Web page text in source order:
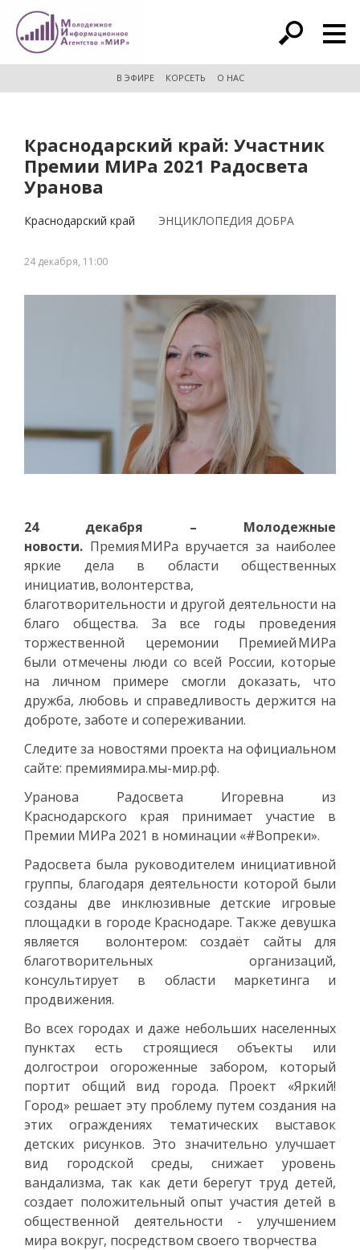
расширенный поиск
В ЭФИРЕ КОРСЕТЬ О НАС
Краснодарский край: Участник
Премии МИРа 2021 Радосвета
Уранова
Краснодарский край ЭНЦИКЛОПЕДИЯ ДОБРА
24 декабря, 11:00
24 декабря – Молодежные
новости. Премия МИРа вручается за наиболее
яркие дела в области общественных
инициатив, волонтерства,
благотворительности и другой деятельности на
благо общества. За все годы проведения
торжественной церемонии Премией МИРа
были отмечены люди со всей России, которые
на личном примере смогли доказать, что
дружба, любовь и справедливость держится на
доброте, заботе и сопереживании.
Следите за новостями проекта на официальном
сайте: премиямира.мы-мир.рф.
Уранова Радосвета Игоревна из
Краснодарского края принимает участие в
Премии МИРа 2021 в номинации «#Вопреки».
Радосвета была руководителем инициативной
группы, благодаря деятельности которой были
созданы две инклюзивные детские игровые
площадки в городе Краснодаре. Также девушка
является волонтером: создаёт сайты для
благотворительных организаций,
консультирует в области маркетинга и
продвижения.
Во всех городах и даже небольших населенных
пунктах есть строящиеся объекты или
долгострои огороженные забором, который
портит общий вид города. Проект «Яркий!
Город» решает эту проблему путем создания на
этих ограждениях тематических выставок
детских рисунков. Это значительно улучшает
вид городской среды, снижает уровень
вандализма, так как дети берегут труд детей,
создает положительный опыт участия детей в
общественной деятельности - улучшением
мира вокруг, посредством своего творчества